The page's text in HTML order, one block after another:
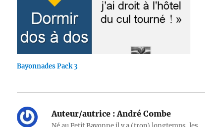
Bayonnades Pack 3
Auteur/autrice : André Combe